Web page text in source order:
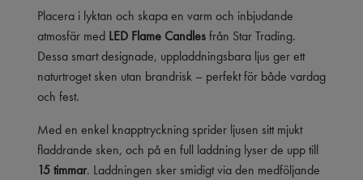
Placera i lyktan och skapa en varm och inbjudande
atmosfär med LED Flame Candlesfrån Star Trading.
Dessa smart designade, uppladdningsbara ljus ger ett
naturtroget sken utan brandrisk – perfekt för både vardag
och fest.
Med en enkel knapptryckning sprider ljusen sitt mjukt
fladdrande sken, och på en full laddning lyser de upp till
15 timmar. Laddningen sker smidigt via den medföljande